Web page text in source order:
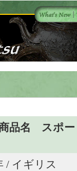
品名 スポー
/ イギリス